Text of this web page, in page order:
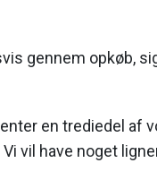
gennem opkøb,
en trediedel
vil have noget